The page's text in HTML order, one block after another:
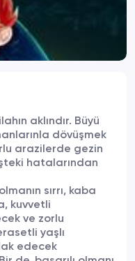
aklındır. Büyü
dövüşmek
arazilerde gezin
hatalarından
sırrı, kaba
kuvvetli
ve zorlu
yaşlı
edecek